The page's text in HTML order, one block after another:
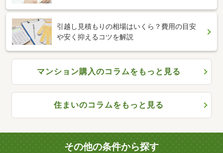
引越し見積もりの相場はいくら？費用の目安
や安く抑えるコツを解説
マンション購入のコラムをもっと見る
住まいのコラムをもっと見る
その他の条件から探す